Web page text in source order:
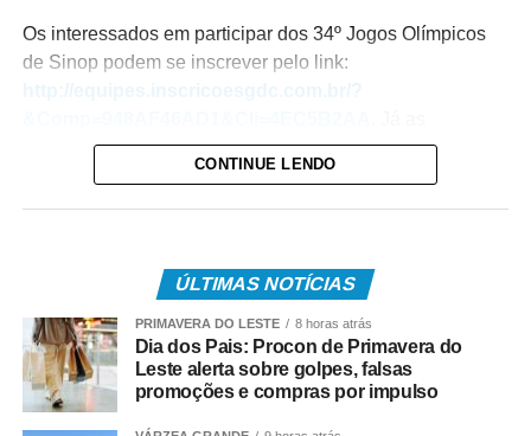
Os interessados em participar dos 34º Jogos Olímpicos
de Sinop podem se inscrever pelo link:
inscrições para os 3º Jogos Paralímpicos de Sinop estão
http://equipes.inscricoesgdc.com.br/?
Entre as novidades desta edição está a inclusão das
modalidades de boliche e vôlei de praia nos Jogos
Paralímpicos. Outra atração será o passeio ciclístico, com
percurso entre o Residencial Paris e a Praia do Cortado,
aberto à participação da comunidade. A Praia do Cortado
também passa a integrar oficialmente a programação
CONTINUE LENDO
ÚLTIMAS NOTÍCIAS
PRIMAVERA DO LESTE 8 horas atrás
Dia dos Pais: Procon de Primavera do
Leste alerta sobre golpes, falsas
promoções e compras por impulso